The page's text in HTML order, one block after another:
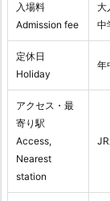
入場料
Admission fee
大
中
定休日
Holiday
年
アクセス・最
寄り駅
Access,
Nearest
station